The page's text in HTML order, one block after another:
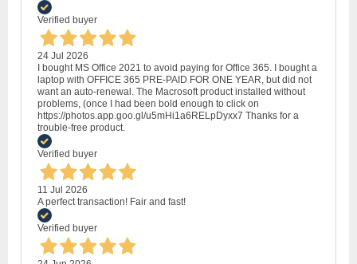
Verified buyer
24 Jul 2026
I bought MS Office 2021 to avoid paying for Office 365. I bought a
laptop with OFFICE 365 PRE-PAID FOR ONE YEAR, but did not
want an auto-renewal. The Macrosoft product installed without
problems, (once I had been bold enough to click on
https://photos.app.goo.gl/u5mHi1a6RELpDyxx7 Thanks for a
trouble-free product.
Verified buyer
11 Jul 2026
A perfect transaction! Fair and fast!
Verified buyer